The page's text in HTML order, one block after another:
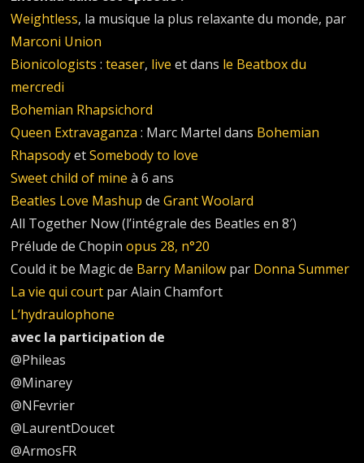
Weightless, la musique la plus relaxante du monde, par
Marconi Union
Bionicologists :teaser, live et dans le Beatbox du
mercredi
Bohemian Rhapsichord
Queen Extravaganza : Marc Martel dans Bohemian
RhapsodyetSomebody to love
Sweet child of mine à 6 ans
Beatles Love Mashup deGrant Woolard
All Together Now (l’intégrale des Beatles en 8′)
Prélude de Chopinopus 28, n°20
Could it be Magic de Barry Manilow par Donna Summer
La vie qui court par Alain Chamfort
L’hydraulophone
avec la participation de
@Phileas
@Minarey
@NFevrier
@LaurentDoucet
@ArmosFR